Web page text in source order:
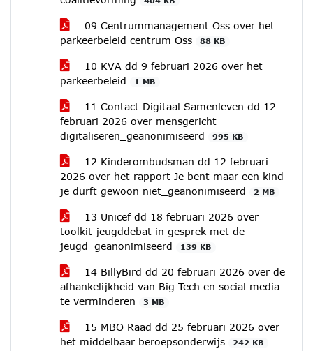
09 Centrummanagement Oss over het
parkeerbeleid centrum Oss
88 KB
10 KVA dd 9 februari 2026 over het
parkeerbeleid
1 MB
11 Contact Digitaal Samenleven dd 12
februari 2026 over mensgericht
digitaliseren_geanonimiseerd
995 KB
12 Kinderombudsman dd 12 februari
2026 over het rapport Je bent maar een kind
je durft gewoon niet_geanonimiseerd
2 MB
13 Unicef dd 18 februari 2026 over
toolkit jeugddebat in gesprek met de
jeugd_geanonimiseerd
139 KB
14 BillyBird dd 20 februari 2026 over de
afhankelijkheid van Big Tech en social media
te verminderen
3 MB
15 MBO Raad dd 25 februari 2026 over
het middelbaar beroepsonderwijs
242 KB